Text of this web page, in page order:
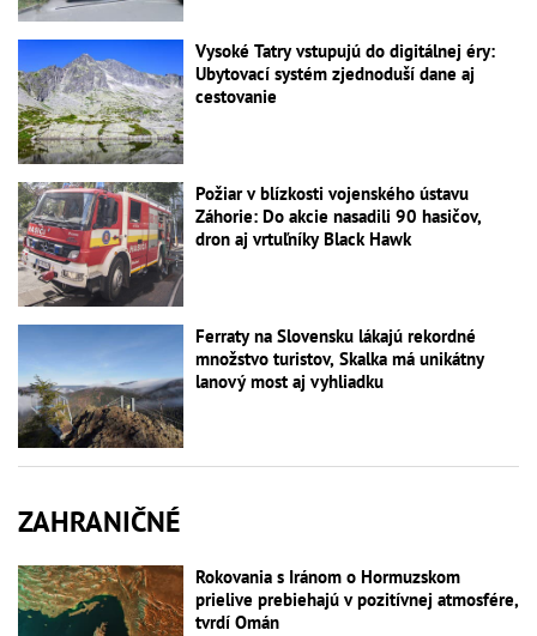
Vysoké Tatry vstupujú do digitálnej éry:
Ubytovací systém zjednoduší dane aj
cestovanie
Požiar v blízkosti vojenského ústavu
Záhorie: Do akcie nasadili 90 hasičov,
dron aj vrtuľníky Black Hawk
Ferraty na Slovensku lákajú rekordné
množstvo turistov, Skalka má unikátny
lanový most aj vyhliadku
ZAHRANIČNÉ
Rokovania s Iránom o Hormuzskom
prielive prebiehajú v pozitívnej atmosfére,
tvrdí Omán